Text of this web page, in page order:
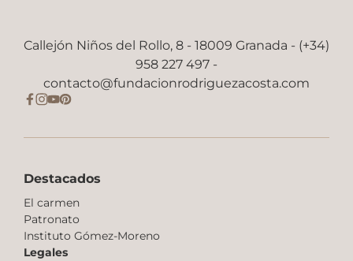
Callejón Niños del Rollo, 8 - 18009 Granada - (+34)
958 227 497 -
contacto@fundacionrodriguezacosta.com
Destacados
El carmen
Patronato
Instituto Gómez-Moreno
Legales